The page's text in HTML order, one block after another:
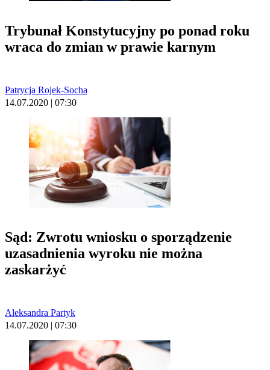
Trybunał Konstytucyjny po ponad roku
wraca do zmian w prawie karnym
Patrycja Rojek-Socha
14.07.2020 | 07:30
Sąd: Zwrotu wniosku o sporządzenie
uzasadnienia wyroku nie można
zaskarżyć
Aleksandra Partyk
14.07.2020 | 07:30